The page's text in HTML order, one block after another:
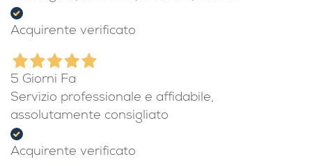
Acquirente verificato
5 Giorni Fa
Servizio professionale e affidabile,
assolutamente consigliato
Acquirente verificato